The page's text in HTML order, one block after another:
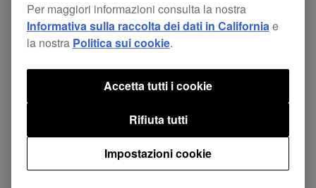
indossare, assicurano il massimo comfort e
offrono un miglior isolamento acustico, perfetto
per registrazioni e performance.
Ricambio per:
HDJ-2000MK2
Per maggiori informazioni consulta la nostra
Informativa sulla raccolta dei dati in Californiae
la nostra Politica sui cookie.
Impostazioni cookie
Rifiuta tutti
Accetta tutti i cookie